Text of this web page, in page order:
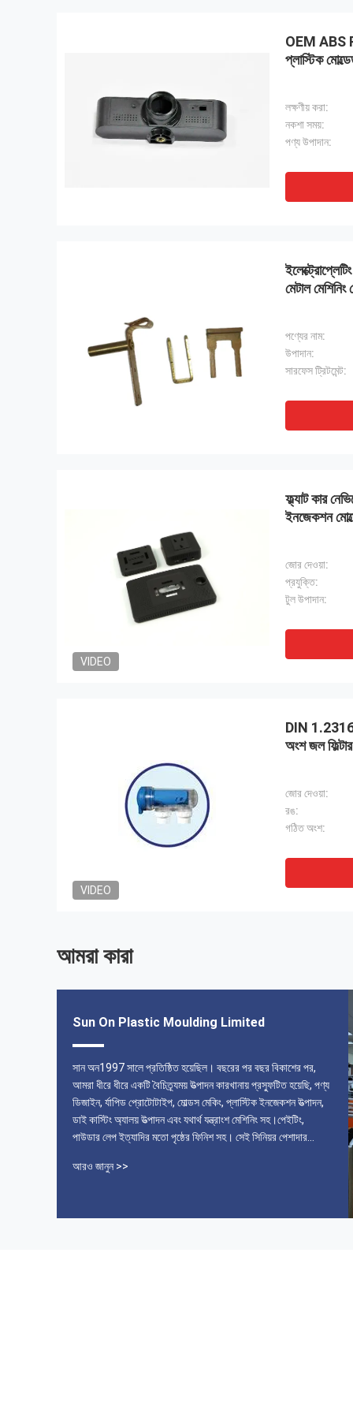
OEM ABS
প্লাস্টিক
লক্ষণীয় করা:
নকশা সময়:
পণ্য উপাদান:
মেটাল মেশিনিং
পণ্যের নাম:
উপাদান:
সারফেস ট্রিটমেন্ট:
VIDEO
ফ্ল্যাট কার
ইনজেকশন
জোর দেওয়া:
প্রযুক্তি:
টুল উপাদান:
VIDEO
DIN 1.2316
অংশ জল
জোর দেওয়া:
রঙ:
গঠিত অংশ:
আমরা কারা
Sun On Plastic Moulding Limited
সান অন1997 সালে প্রতিষ্ঠিত হয়েছিল। বছরের পর বছর বিকাশের পর,
আমরা ধীরে ধীরে একটি বৈচিত্র্যময় উত্পাদন কারখানায় প্রস্ফুটিত হয়েছি, পণ্য
ডিজাইন, র্যাপিড প্রোটোটাইপ, মোল্ডস মেকিং, প্লাস্টিক ইনজেকশন উত্পাদন,
ডাই কাস্টিং অ্যালয় উত্পাদন এবং যথার্থ যন্ত্রাংশ মেশিনিং সহ।পেইটিং,
পাউডার লেপ ইত্যাদির মতো পৃষ্ঠের ফিনিশ সহ। সেই সিনিয়র পেশাদার
আরও জানুন >>